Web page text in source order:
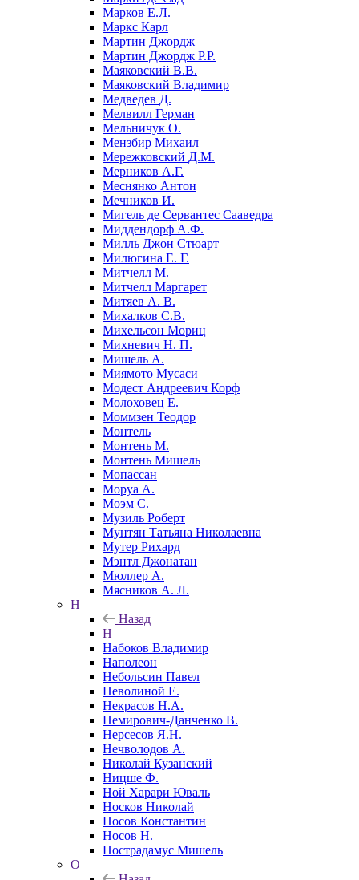
Марков Е.Л.
Маркс Карл
Мартин Джордж
Мартин Джордж Р.Р.
Маяковский В.В.
Маяковский Владимир
Медведев Д.
Мелвилл Герман
Мельничук О.
Мензбир Михаил
Мережковский Д.М.
Мерников А.Г.
Меснянко Антон
Мечников И.
Мигель де Сервантес Сааведра
Миддендорф А.Ф.
Милль Джон Стюарт
Милюгина Е. Г.
Митчелл М.
Митчелл Маргарет
Митяев А. В.
Михалков С.В.
Михельсон Мориц
Михневич Н. П.
Мишель А.
Миямото Мусаси
Модест Андреевич Корф
Молоховец Е.
Моммзен Теодор
Монтель
Монтень М.
Монтень Мишель
Мопассан
Моруа А.
Моэм С.
Музиль Роберт
Мунтян Татьяна Николаевна
Мутер Рихард
Мэнтл Джонатан
Мюллер А.
Мясников А. Л.
Н
Назад
Н
Набоков Владимир
Наполеон
Небольсин Павел
Неволиной Е.
Некрасов Н.А.
Немирович-Данченко В.
Нерсесов Я.Н.
Нечволодов А.
Николай Кузанский
Ницше Ф.
Ной Харари Юваль
Носков Николай
Носов Константин
Носов Н.
Нострадамус Мишель
О